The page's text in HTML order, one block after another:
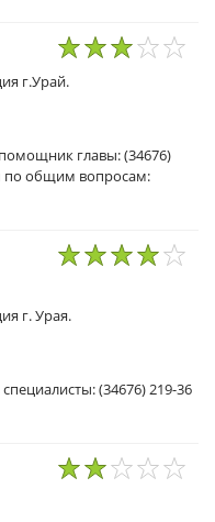
1
г.Урай.
главы: (34676)
по общим вопросам:
г. Урая.
(34676) 219-36